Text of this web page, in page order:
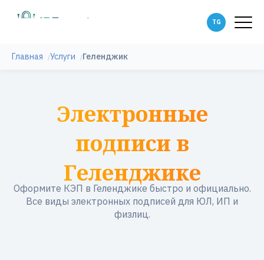
Главная Услуги Геленджик
Электронные
подписи в
Геленджике
Оформите КЭП в Геленджике быстро и официально.
Все виды электронных подписей для ЮЛ, ИП и
физлиц.